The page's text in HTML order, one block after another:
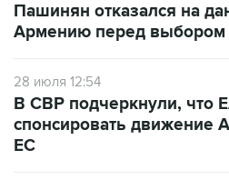
Пашинян отказался на
Армению перед
28 июля 12:54
В СВР подчеркнули, что
спонсировать движение
ЕС